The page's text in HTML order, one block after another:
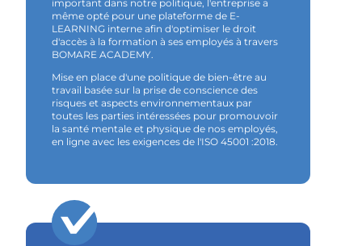
important dans notre politique, l'entreprise a
même opté pour une plateforme de E-
LEARNING interne afin d'optimiser le droit
d'accès à la formation à ses employés à travers
BOMARE ACADEMY.
Mise en place d'une politique de bien-être au
travail basée sur la prise de conscience des
risques et aspects environnementaux par
toutes les parties intéressées pour promouvoir
la santé mentale et physique de nos employés,
en ligne avec les exigences de l'ISO 45001 :2018.